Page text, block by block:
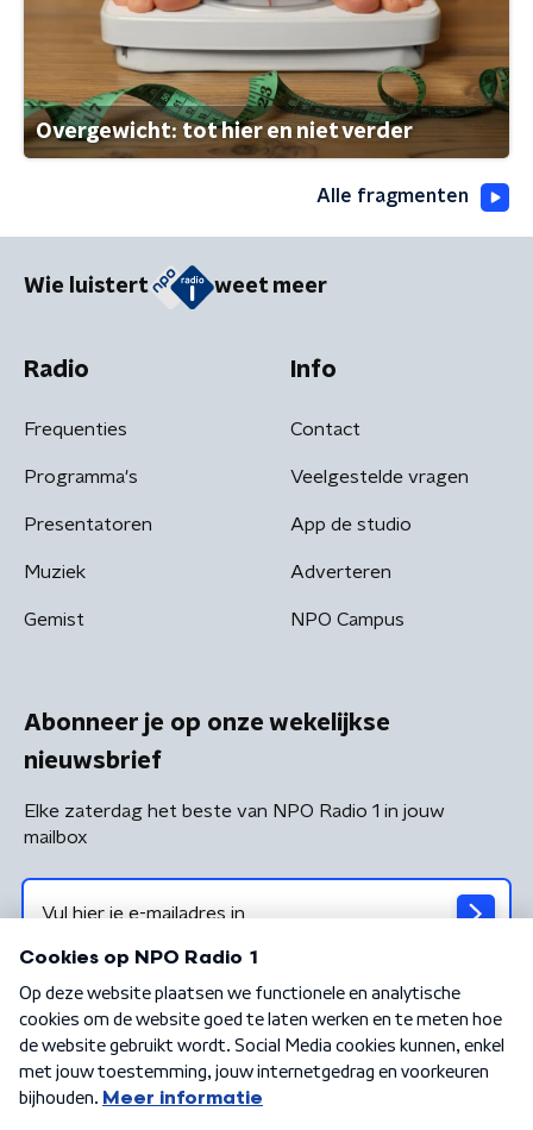
Overgewicht: tot hier en niet verder
Alle fragmenten
Wie luistert weet meer
Radio
Frequenties
Programma's
Presentatoren
Muziek
Gemist
Info
Contact
Veelgestelde vragen
App de studio
Adverteren
NPO Campus
Abonneer je op onze wekelijkse
nieuwsbrief
Elke zaterdag het beste van NPO Radio 1 in jouw
mailbox
Algemene voorwaarden